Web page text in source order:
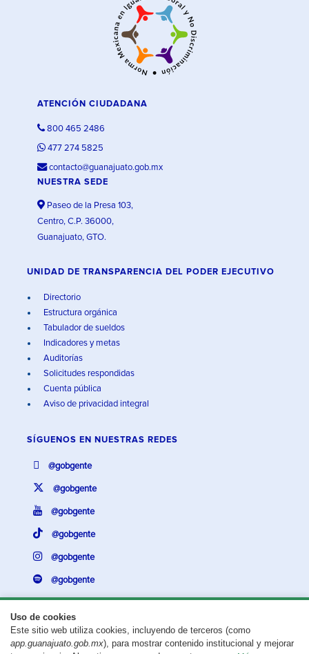
Uso de cookies
Este sitio web utiliza cookies, incluyendo de terceros (como
app.guanajuato.gob.mx), para mostrar contenido institucional y mejorar
ATENCIÓN CIUDADANA
800 465 2486
477 274 5825
contacto@guanajuato.gob.mx
NUESTRA SEDE
Paseo de la Presa 103,
Centro, C.P. 36000,
Guanajuato, GTO.
UNIDAD DE TRANSPARENCIA DEL PODER EJECUTIVO
Directorio
Estructura orgánica
Tabulador de sueldos
Indicadores y metas
Auditorías
Solicitudes respondidas
Cuenta pública
Aviso de privacidad integral
SÍGUENOS EN NUESTRAS REDES
@gobgente
@gobgente
@gobgente
@gobgente
@gobgente
@gobgente
¿Existe algún problema con esta página?Repórtalo aquí.